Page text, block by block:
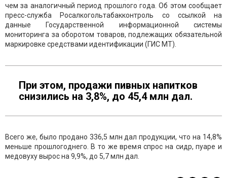
чем за аналогичный период прошлого года. Об этом сообщает
пресс-служба Росалкогольтабакконтроль со ссылкой на
данные Государственной информационной системы
мониторинга за оборотом товаров, подлежащих обязательной
маркировке средствами идентификации (ГИС МТ).
При этом, продажи пивных напитков
снизились на 3,8%, до 45,4 млн дал.
Всего же, было продано 336,5 млн дал продукции, что на 14,8%
меньше прошлогоднего. В то же время спрос на сидр, пуаре и
медовуху вырос на 9,9%, до 5,7 млн дал.